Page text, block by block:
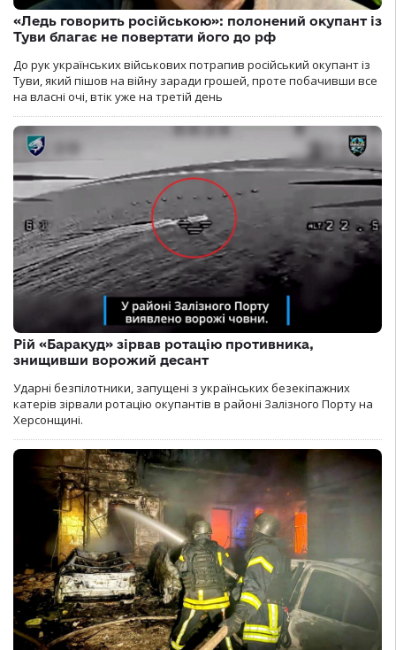
«Ледь говорить російською»: полонений окупант із
Туви благає не повертати його до рф
До рук українських військових потрапив російський окупант із
Туви, який пішов на війну заради грошей, проте побачивши все
на власні очі, втік уже на третій день
Рій «Баракуд» зірвав ротацію противника,
знищивши ворожий десант
Ударні безпілотники, запущені з українських безекіпажних
катерів зірвали ротацію окупантів в районі Залізного Порту на
Херсонщині.